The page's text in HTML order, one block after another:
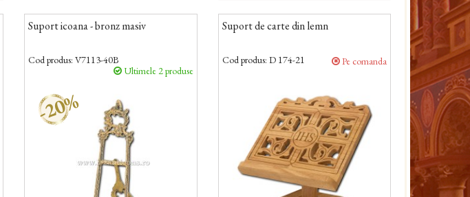
Suport icoana - bronz masiv
Cod produs: V7113-40B
Ultimele 2 produse
-20%
Suport de carte din lemn
Cod produs: D 174-21 Pe comanda